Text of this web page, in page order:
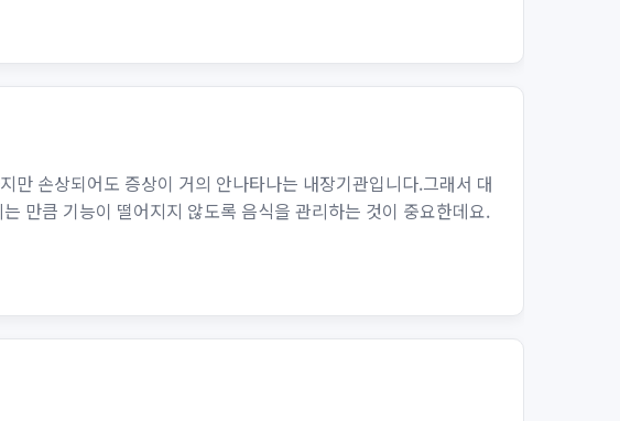
손상되어도 증상이 거의 안나타나는 내장기관입니다.그래서 대
만큼 기능이 떨어지지 않도록 음식을 관리하는 것이 중요한데요.